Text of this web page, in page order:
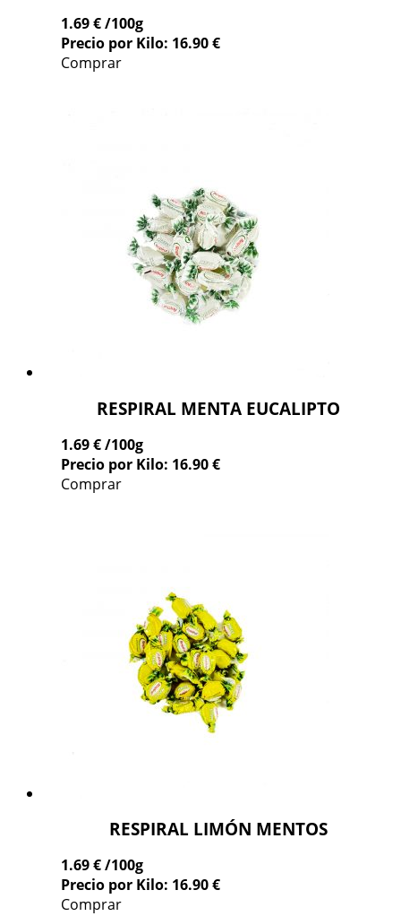
1.69 €/100g
Precio por Kilo: 16.90 €
Comprar
RESPIRAL MENTA EUCALIPTO
1.69 €/100g
Precio por Kilo: 16.90 €
Comprar
RESPIRAL LIMÓN MENTOS
1.69 €/100g
Precio por Kilo: 16.90 €
Comprar